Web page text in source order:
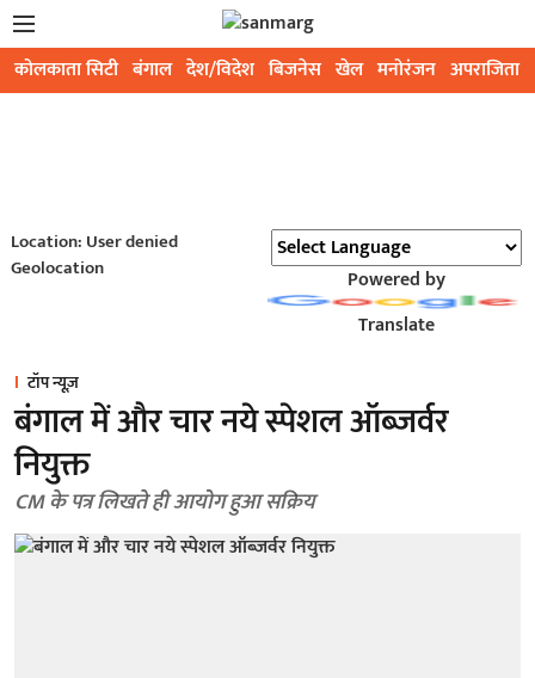
कोलकाता सिटी बंगाल देश/विदेश बिजनेस खेल मनोरंजन अपराजिता
Location: User denied
Geolocation
Powered by
Translate
टॉप न्यूज़
बंगाल में और चार नये स्पेशल ऑब्जर्वर
नियुक्त
CM के पत्र लिखते ही आयोग हुआ सक्रिय